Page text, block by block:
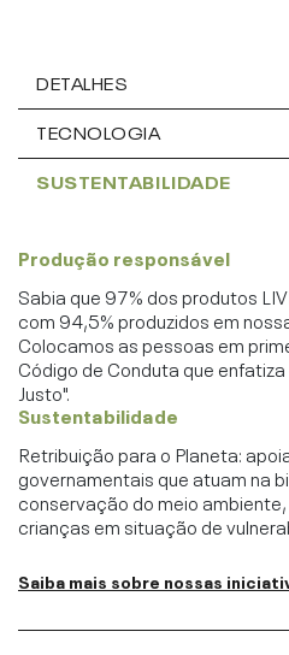
DETALHES
TECNOLOGIA
SUSTENTABILIDADE
Produção responsável
Sabia que 97% dos produtos
com 94,5% produzidos em
Colocamos as pessoas em
Código de Conduta que
Justo".
Sustentabilidade
Retribuição para o Planeta:
governamentais que atuam na
conservação do meio
crianças em situação de
Saiba mais sobre nossas